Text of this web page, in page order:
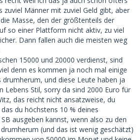
ganz andere Liga.
einem Chefarzt.. niemals! - Kein
im Monat nach Hause!
stell…crl_m_0_0_0_0_0_0&cs=true
und schon gar nicht Chefarzt) mit >5
Zulagen für Schichten + 400 in
Krankenschwester (mit
zuviel Männer mit zuviel Geld gibt, aber
Masse, den der größtenteils der
so einer Plattform nicht aktiv, zu viel
Dann fallen auch die meisten weg
15000 und 20000 verdienst, sind
denn es kommen ja noch mal einige
und diese Leute haben ja
Lebens Stil, sorry da sind 2000 Euro für
das reicht nicht ansatzweise, du
du höchstens 10 % deines
ausgeben kannst, wenn also zu den
(und das ist wenig geschätzt)